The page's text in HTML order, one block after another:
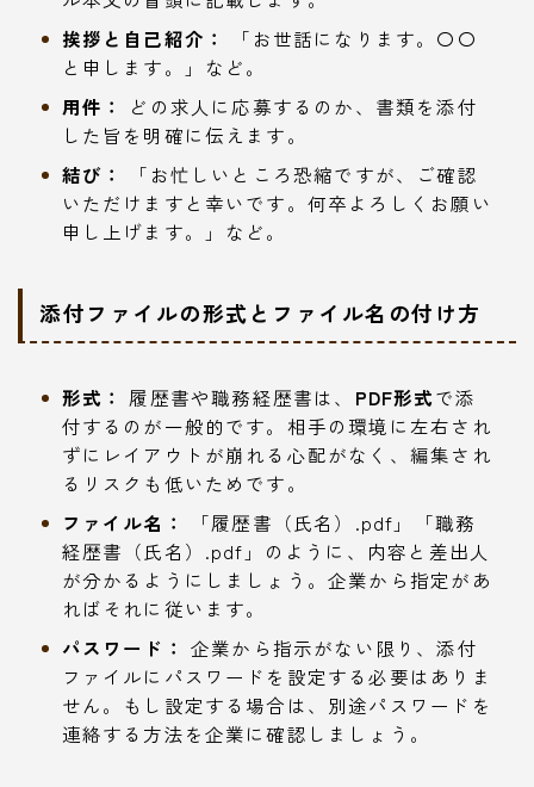
挨拶と自己紹介：
「お世話になります。〇〇
と申します。」など。
用件：
どの求人に応募するのか、書類を添付
した旨を明確に伝えます。
結び：
「お忙しいところ恐縮ですが、ご確認
いただけますと幸いです。何卒よろしくお願い
申し上げます。」など。
添付ファイルの形式とファイル名の付け方
形式： 履歴書や職務経歴書は、 PDF形式で添
付するのが一般的です。相手の環境に左右され
ずにレイアウトが崩れる心配がなく、編集され
るリスクも低いためです。
ファイル名：
「履歴書（氏名）.pdf」「職務
経歴書（氏名）.pdf」のように、内容と差出人
が分かるようにしましょう。企業から指定があ
ればそれに従います。
パスワード： 企業から指示がない限り、添付
ファイルにパスワードを設定する必要はありま
せん。もし設定する場合は、別途パスワードを
連絡する方法を企業に確認しましょう。